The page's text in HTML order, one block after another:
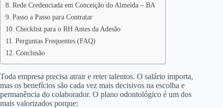
Rede Credenciada em Conceição do Almeida – BA
Passo a Passo para Contratar
Checklist para o RH Antes da Adesão
Perguntas Frequentes (FAQ)
Conclusão
Toda empresa precisa atrair e reter talentos. O salário importa,
mas os benefícios são cada vez mais decisivos na escolha e
permanência do colaborador. O plano odontológico é um dos
mais valorizados porque: